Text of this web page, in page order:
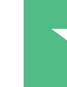
Betaal per